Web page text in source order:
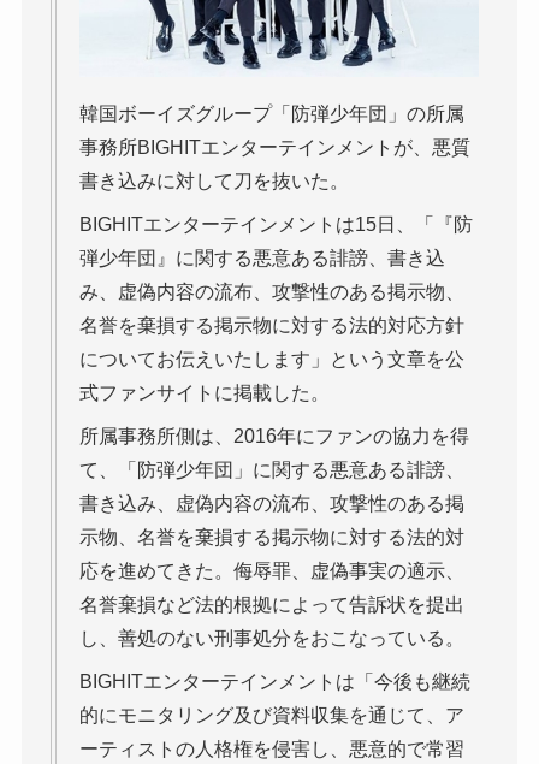
韓国ボーイズグループ「防弾少年団」の所属
事務所BIGHITエンターテインメントが、悪質
書き込みに対して刀を抜いた。
BIGHITエンターテインメントは15日、「『防
弾少年団』に関する悪意ある誹謗、書き込
み、虚偽内容の流布、攻撃性のある掲示物、
名誉を棄損する掲示物に対する法的対応方針
についてお伝えいたします」という文章を公
式ファンサイトに掲載した。
所属事務所側は、2016年にファンの協力を得
て、「防弾少年団」に関する悪意ある誹謗、
書き込み、虚偽内容の流布、攻撃性のある掲
示物、名誉を棄損する掲示物に対する法的対
応を進めてきた。侮辱罪、虚偽事実の適示、
名誉棄損など法的根拠によって告訴状を提出
し、善処のない刑事処分をおこなっている。
BIGHITエンターテインメントは「今後も継続
的にモニタリング及び資料収集を通じて、ア
ーティストの人格権を侵害し、悪意的で常習